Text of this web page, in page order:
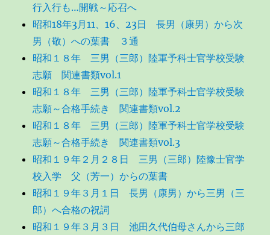
行入行も…開戦～応召へ
昭和18年3月11、16、23日 長男（康男）から次
男（敬）への葉書 ３通
昭和１８年 三男（三郎）陸軍予科士官学校受験
志願 関連書類vol.1
昭和１８年 三男（三郎）陸軍予科士官学校受験
志願～合格手続き 関連書類vol.2
昭和１８年 三男（三郎）陸軍予科士官学校受験
志願～合格手続き 関連書類vol.3
昭和１９年２月２８日 三男（三郎）陸豫士官学
校入学 父（芳一）からの葉書
昭和１９年３月１日 長男（康男）から三男（三
郎）へ合格の祝詞
昭和１９年３月３日 池田久代伯母さんから三郎